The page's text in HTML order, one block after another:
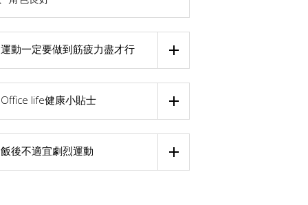
運動一定要做到筋疲力盡才行
Office life健康小貼士
飯後不適宜劇烈運動